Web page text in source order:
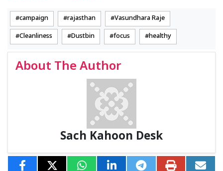
campaign rajasthan Vasundhara Raje
Cleanliness Dustbin focus healthy
About The Author
Sach Kahoon Desk